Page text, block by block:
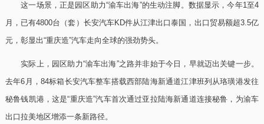
这一场景，正是园区助力“渝车出海”的生动注脚。数据显示，今年1至4
月，已有4800台（套）长安汽车KD件从江津出口泰国，出口贸易额超3.5亿
元，彰显出“重庆造”汽车走向全球的强劲势头。
实际上，园区助力“渝车出海”之路并非始于今日，早就迈出关键一步。
去年6月，84标箱长安汽车整车搭载西部陆海新通道江津班列从珞璜港发往
秘鲁钱凯港，这是“重庆造”汽车首次通过亚拉陆海新通道连接秘鲁，为渝车
出口拉美地区增添一条新路径。